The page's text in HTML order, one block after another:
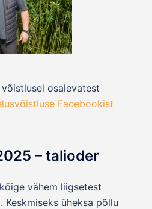
osalevatest
Facebookist
– talioder
vähem liigsetest
Keskmiseks üheksa põllu